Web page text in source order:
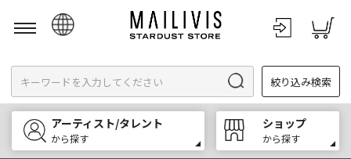
English
한국어
中文
絞り込み検索
アーティスト/タレント
から探す
ショップ
から探す